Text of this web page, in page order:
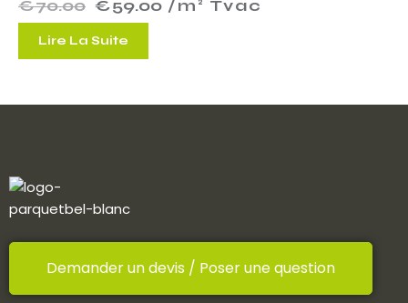
€70.00 €59.00 /m² Tvac
Lire La Suite
Demander un devis / Poser une question